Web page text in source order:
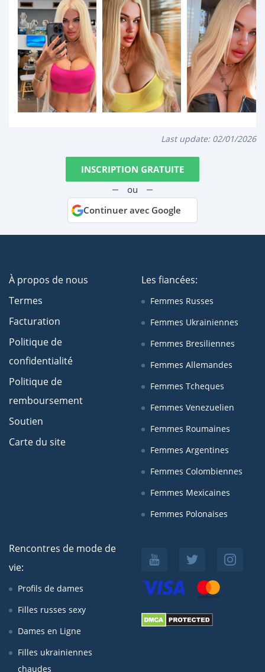
Last update: 02/01/2026
INSCRIPTION GRATUITE
ou
Continuer avec Google
À propos de nous
Termes
Facturation
Politique de
confidentialité
Politique de
remboursement
Soutien
Carte du site
Les fiancées:
Femmes Russes
Femmes Ukrainiennes
Femmes Bresiliennes
Femmes Allemandes
Femmes Tcheques
Femmes Venezuelien
Femmes Roumaines
Femmes Argentines
Femmes Colombiennes
Femmes Mexicaines
Femmes Polonaises
Rencontres de mode de
vie:
Profils de dames
Filles russes sexy
Dames en Ligne
Filles ukrainiennes
chaudes